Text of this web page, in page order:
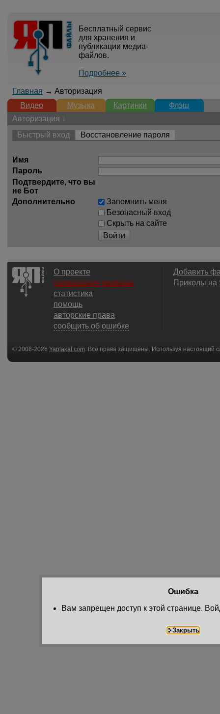
Бесплатный сервис
для хранения и
публикации медиа-
файлов.
Подробнее »
Главная → Авторизация
Видео
Музыка Картинки
Флэш
Авторизация ↓
Быстрый вход
Восстановление пароля
Имя
Пароль
Подтвердите, что вы
не Бот
Дополнительно
Запомнить меня
Безопасный вход
Скрыть на сайте
Войти
О проекте
размещение рекламы
статистика
помощь
авторские права
сообщить об ошибке
Добавить
Приколы
© 2008-2026 Yaplakal.com . Все права защищены. Используя настоящий
соглашения.
Ошибка
Вам запрещен доступ к этой странице.